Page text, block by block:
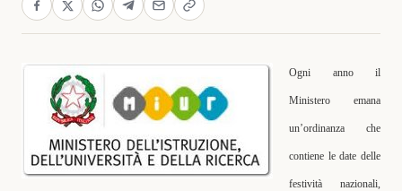
Ogni anno il
Ministero emana
un’ordinanza che
contiene le date delle
festività nazionali,